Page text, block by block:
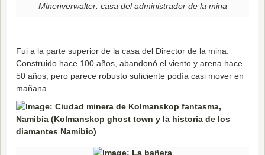
Minenverwalter: casa del administrador de la mina
Fui a la parte superior de la casa del Director de la mina.
Construido hace 100 años, abandonó el viento y arena hace
50 años, pero parece robusto suficiente podía casi mover en
mañana.